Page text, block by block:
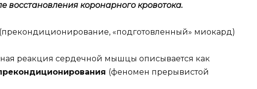
восстановления коронарного кровотока.
«подготовленный» миокард)
реакция сердечной мышцы описывается как
(феномен прерывистой